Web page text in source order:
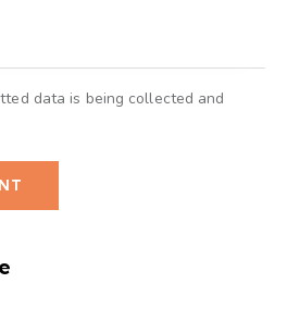
data is being collected and